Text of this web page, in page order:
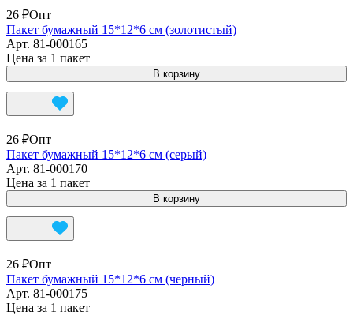
26 ₽Опт
Пакет бумажный 15*12*6 см (золотистый)
Арт. 81-000165
Цена за 1 пакет
В корзину
26 ₽Опт
Пакет бумажный 15*12*6 см (серый)
Арт. 81-000170
Цена за 1 пакет
В корзину
26 ₽Опт
Пакет бумажный 15*12*6 см (черный)
Арт. 81-000175
Цена за 1 пакет